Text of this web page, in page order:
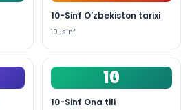
10-Sinf O‘zbekiston tarixi
10-sinf
10
PDF
10-Sinf Ona tili